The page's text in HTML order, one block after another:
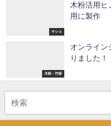
サシェ
木粉活用ヒ
用に製作
木粉・竹粉
オンライン
りました！